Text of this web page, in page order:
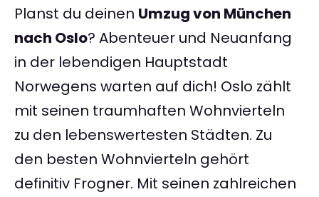
Planst du deinen Umzug von München
nach Oslo? Abenteuer und Neuanfang
in der lebendigen Hauptstadt
Norwegens warten auf dich! Oslo zählt
mit seinen traumhaften Wohnvierteln
zu den lebenswertesten Städten. Zu
den besten Wohnvierteln gehört
definitiv Frogner. Mit seinen zahlreichen